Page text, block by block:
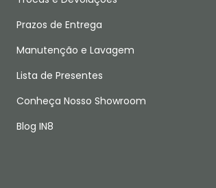
Prazos de Entrega
Manutenção e Lavagem
Lista de Presentes
Conheça Nosso Showroom
Blog IN8